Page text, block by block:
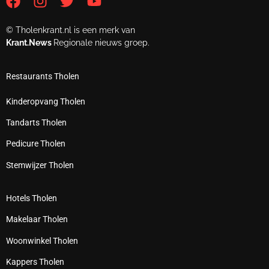
© Tholenkrant.nl is een merk van
Krant.News Regionale nieuws groep.
Restaurants Tholen
Kinderopvang Tholen
Tandarts Tholen
Pedicure Tholen
Stemwijzer Tholen
Hotels Tholen
Makelaar Tholen
Woonwinkel Tholen
Kappers Tholen